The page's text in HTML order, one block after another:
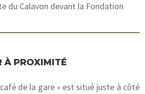
du Calavon devant la Fondation
À PROXIMITÉ
de la gare » est situé juste à côté